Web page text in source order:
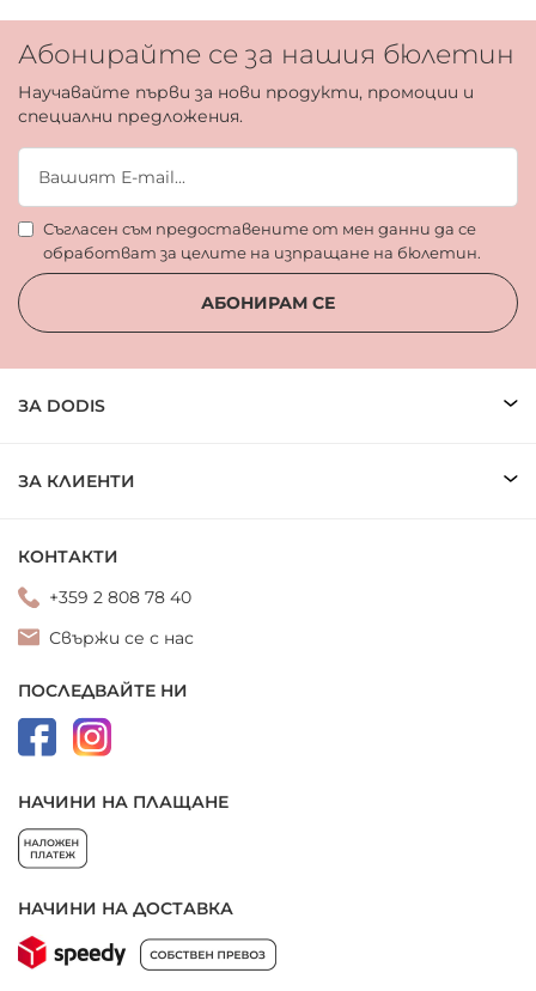
Абонирайте се за нашия бюлетин
Научавайте първи за нови продукти, промоции и
специални предложения.
Съгласен съм предоставените от мен данни да се
обработват за целите на изпращане на бюлетин.
АБОНИРАМ СЕ
ЗА DODIS
ЗА КЛИЕНТИ
КОНТАКТИ
+359 2 808 78 40
Свържи се с нас
ПОСЛЕДВАЙТЕ НИ
НАЧИНИ НА ПЛАЩАНЕ
НАЧИНИ НА ДОСТАВКА